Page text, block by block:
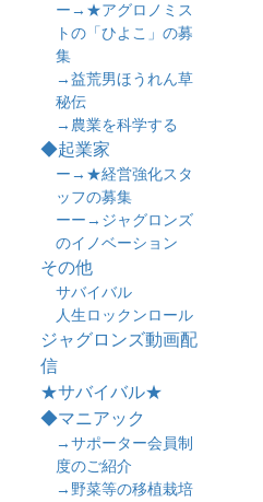
ー→★アグロノミス
トの「ひよこ」の募
集
→益荒男ほうれん草
秘伝
→農業を科学する
◆起業家
ー→★経営強化スタ
ッフの募集
ーー→ジャグロンズ
のイノベーション
その他
サバイバル
人生ロックンロール
ジャグロンズ動画配
信
★サバイバル★
◆マニアック
→サポーター会員制
度のご紹介
→野菜等の移植栽培